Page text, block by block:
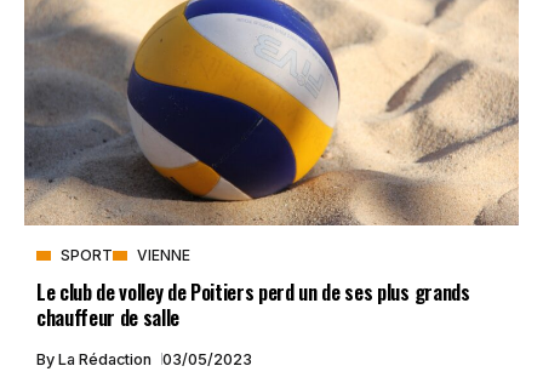
SPORT VIENNE
Le club de volley de Poitiers perd un de ses plus grands
chauffeur de salle
By La Rédaction 03/05/2023